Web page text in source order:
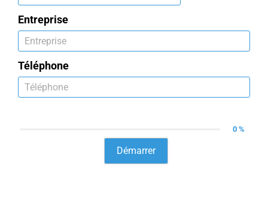
Entreprise
Téléphone
0 %
Démarrer